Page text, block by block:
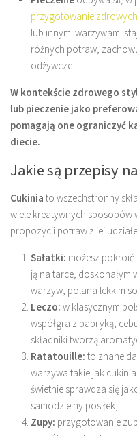
przygotowanie
lub innymi warzywami
różnych potraw,
odżywcze.
W kontekście zdrowego
lub pieczenie jako
pomagają one ograniczyć
diecie.
Jakie są przepisy
Cukinia to wszechstronny
wiele kreatywnych sposobów
propozycji potraw z jej
Sałatki: możesz pokroić
ją na tarce, doskonałym
warzyw, polana lekkim
Leczo: w klasycznym
współgra z papryką,
składniki tworzą
Ratatouille: to znane
warzywa takie jak
świetnie sprawdza się
samodzielny posiłek,
Zupy: przygotowanie